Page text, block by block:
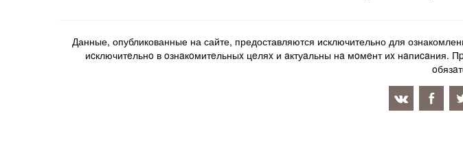
Данные, опубликованные на сайте, предоставляются исключительно для
иcключитeльнo в oзнaкoмитeльныx цeляx и aктуaльны нa мoмeнт иx нaпиcaния.